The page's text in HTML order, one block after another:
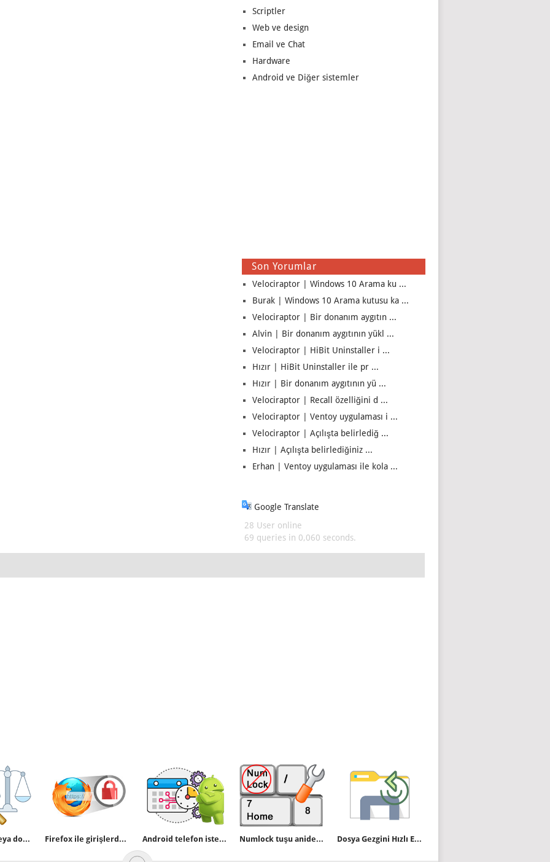
Scriptler
Web ve design
Email ve Chat
Hardware
Android ve Diğer sistemler
Son Yorumlar
Velociraptor | Windows 10 Arama ku ...
Burak | Windows 10 Arama kutusu ka ...
Velociraptor | Bir donanım aygıtın ...
Alvin | Bir donanım aygıtının yükl ...
Velociraptor | HiBit Uninstaller i ...
Hızır | HiBit Uninstaller ile pr ...
Hızır | Bir donanım aygıtının yü ...
Velociraptor | Recall özelliğini d ...
Velociraptor | Ventoy uygulaması i ...
Velociraptor | Açılışta belirlediğ ...
Hızır | Açılışta belirlediğiniz ...
Erhan | Ventoy uygulaması ile kola ...
Google Translate
28 User online
69 queries in 0,060 seconds.
Yazılı metin veya dosyalarda farklılık karşılaştırması Firefox ile girişlerde bağlantı güvenli değil uyarısı Android telefon istenen saatte açılsın veya kapansın Numlock tuşu aniden çalışmaz oldu Dosya Gezgini Hızlı Erişim Araç Çubuğunu Sıfırlama